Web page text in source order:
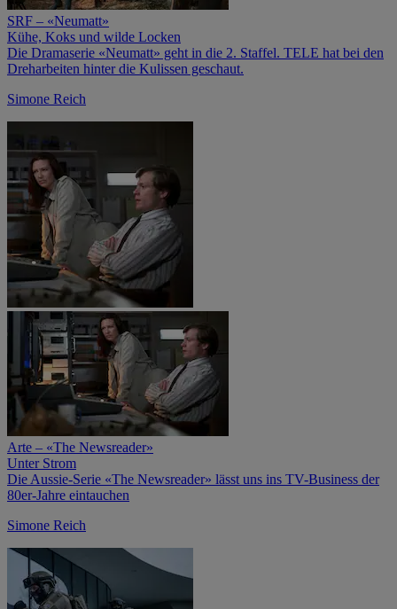
SRF – «Neumatt»
Kühe, Koks und wilde Locken
Die Dramaserie «Neumatt» geht in die 2. Staffel. TELE hat bei den
Dreh­arbeiten hinter die Kulissen geschaut.
Simone Reich
Arte – «The Newsreader»
Unter Strom
Die Aussie-Serie «The Newsreader» lässt uns ins TV-Business der
80er-Jahre eintauchen
Simone Reich